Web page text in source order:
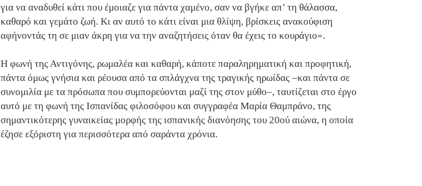
για να αναδυθεί κάτι που έμοιαζε για πάντα χαμένο, σαν να βγήκε απ’ τη θάλασσα,
καθαρό και γεμάτο ζωή. Κι αν αυτό το κάτι είναι μια θλίψη, βρίσκεις ανακούφιση
αφήνοντάς τη σε μιαν άκρη για να την αναζητήσεις όταν θα έχεις το κουράγιο».
Η φωνή της Αντιγόνης, ρωμαλέα και καθαρή, κάποτε παραληρηματική και προφητική,
πάντα όμως γνήσια και ρέουσα από τα σπλάγχνα της τραγικής ηρωίδας –και πάντα σε
συνομιλία με τα πρόσωπα που συμπορεύονται μαζί της στον μύθο–, ταυτίζεται στο έργο
αυτό με τη φωνή της Ισπανίδας φιλοσόφου και συγγραφέα Μαρία Θαμπράνο, της
σημαντικότερης γυναικείας μορφής της ισπανικής διανόησης του 20ού αιώνα, η οποία
έζησε εξόριστη για περισσότερα από σαράντα χρόνια.